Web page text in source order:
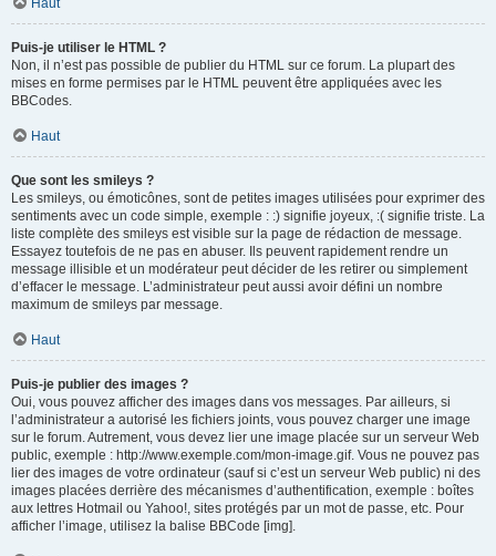
Haut
Puis-je utiliser le HTML ?
Non, il n’est pas possible de publier du HTML sur ce forum. La plupart des
mises en forme permises par le HTML peuvent être appliquées avec les
BBCodes.
Haut
Que sont les smileys ?
Les smileys, ou émoticônes, sont de petites images utilisées pour exprimer des
sentiments avec un code simple, exemple : :) signifie joyeux, :( signifie triste. La
liste complète des smileys est visible sur la page de rédaction de message.
Essayez toutefois de ne pas en abuser. Ils peuvent rapidement rendre un
message illisible et un modérateur peut décider de les retirer ou simplement
d’effacer le message. L’administrateur peut aussi avoir défini un nombre
maximum de smileys par message.
Haut
Puis-je publier des images ?
Oui, vous pouvez afficher des images dans vos messages. Par ailleurs, si
l’administrateur a autorisé les fichiers joints, vous pouvez charger une image
sur le forum. Autrement, vous devez lier une image placée sur un serveur Web
public, exemple : http://www.exemple.com/mon-image.gif. Vous ne pouvez pas
lier des images de votre ordinateur (sauf si c’est un serveur Web public) ni des
images placées derrière des mécanismes d’authentification, exemple : boîtes
aux lettres Hotmail ou Yahoo!, sites protégés par un mot de passe, etc. Pour
afficher l’image, utilisez la balise BBCode [img].